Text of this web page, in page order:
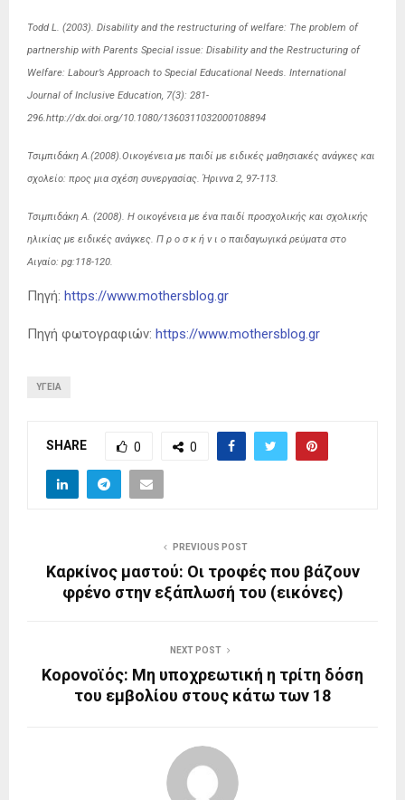
Todd L. (2003). Disability and the restructuring of welfare: The problem of
partnership with Parents Special issue: Disability and the Restructuring of
Welfare: Labour’s Approach to Special Educational Needs. International
Journal of Inclusive Education, 7(3): 281-
296.http://dx.doi.org/10.1080/1360311032000108894
Τσιμπιδάκη Α.(2008).Οικογένεια με παιδί με ειδικές μαθησιακές ανάγκες και
σχολείο: προς μια σχέση συνεργασίας. Ήριννα 2, 97-113.
Τσιμπιδάκη Α. (2008). Η οικογένεια με ένα παιδί προσχολικής και σχολικής
ηλικίας με ειδικές ανάγκες. Π ρ ο σ κ ή ν ι ο παιδαγωγικά ρεύματα στο
Αιγαίο: pg:118-120.
Πηγή: https://www.mothersblog.gr
Πηγή φωτογραφιών: https://www.mothersblog.gr
ΥΓΕΊΑ
SHARE 0 0
PREVIOUS POST
Καρκίνος μαστού: Οι τροφές που βάζουν
φρένο στην εξάπλωσή του (εικόνες)
NEXT POST
Κορονοϊός: Μη υποχρεωτική η τρίτη δόση
του εμβολίου στους κάτω των 18